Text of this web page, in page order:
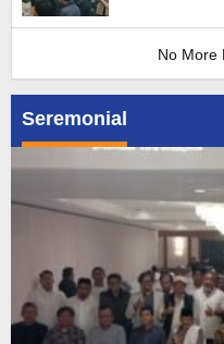
Seremonial
No More